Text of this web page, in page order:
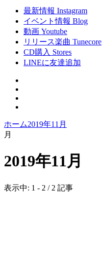
最新情報 Instagram
イベント情報 Blog
動画 Youtube
リリース楽曲 Tunecore
CD購入 Stores
LINEに友達追加
ホーム2019年11月
月
2019年11月
表示中: 1 - 2 / 2 記事